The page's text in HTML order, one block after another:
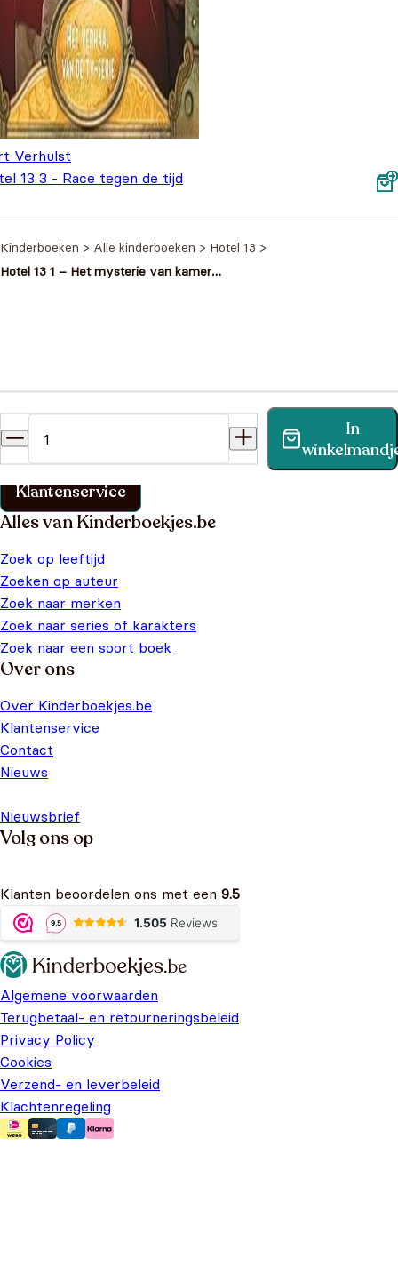
Verhulst
13 3 - Race tegen de tijd
Kinderboeken > Alle kinderboeken > Hotel 13 >
Hotel 13 1 – Het mysterie van kamer
In
Vind binnen no-time antwoord op je vraag op onze
klantenservice pagina.
Klantenservice
Alles van Kinderboekjes.be
Zoek op leeftijd
Zoeken op auteur
Zoek naar merken
Zoek naar series of karakters
Zoek naar een soort boek
Over ons
Over Kinderboekjes.be
Klantenservice
Contact
Nieuws
Nieuwsbrief
Volg ons op
Klanten beoordelen ons met een 9.5
Algemene voorwaarden
Terugbetaal- en retourneringsbeleid
Privacy Policy
Cookies
Verzend- en leverbeleid
Klachtenregeling